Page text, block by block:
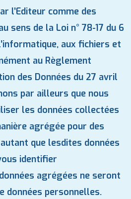
l’Editeur comme des
sens de la Loi n° 78-17 du 6
aux fichiers et
au Règlement
des Données du 27 avril
par ailleurs que nous
les données collectées
agrégée pour des
que lesdites données
identifier
agrégées ne seront
données personnelles.